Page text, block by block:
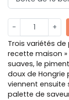
- +
Trois variétés
recette maison
suaves, le
doux de Hongrie
viennent ensuite
palette de